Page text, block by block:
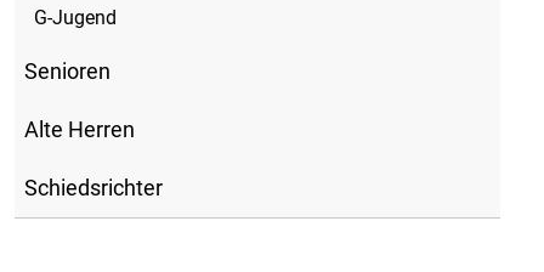
G-Jugend
Senioren
Alte Herren
Schiedsrichter